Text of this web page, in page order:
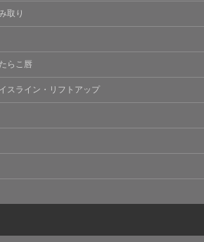
訂正・利用停止について】
人の申し出により個人情報に関する
削除、利用停止その他お問い合わせ
切に対応します。
)について】
インターネット閲覧を行う際、又は
せておく機能です。
Cookie及び類似技術を使用して収集
マンス改善や、WEBサイトを通じて
向上・改善のため、Cookieを使用す
ご使用のブラウザによりCookieを無
取り
らこ唇
スライン・リフトアップ